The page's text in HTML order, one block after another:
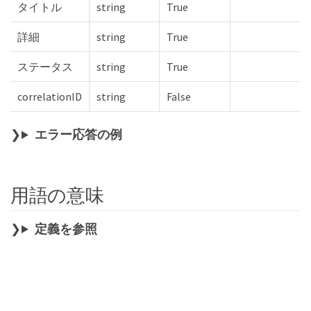
タイトル string True
詳細 string True
ステータス string True
correlationID string False
エラー応答の例
用語の意味
定義を参照